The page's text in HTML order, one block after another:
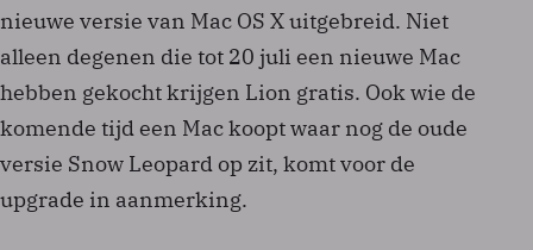
nieuwe versie van Mac OS X uitgebreid. Niet
alleen degenen die tot 20 juli een nieuwe Mac
hebben gekocht krijgen Lion gratis. Ook wie de
komende tijd een Mac koopt waar nog de oude
versie Snow Leopard op zit, komt voor de
upgrade in aanmerking.